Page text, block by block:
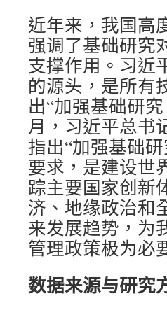
近年来，我国高
强调了基础研究
支撑作用。习近
的源头，是所有
出“加强基础研
月，习近平总书
指出“加强基础
要求，是建设世
踪主要国家创新
济、地缘政治和
来发展趋势，为
管理政策极为必
数据来源与研究